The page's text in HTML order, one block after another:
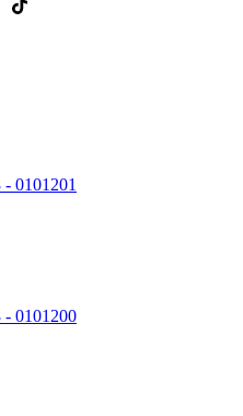
- 0101201
- 0101200